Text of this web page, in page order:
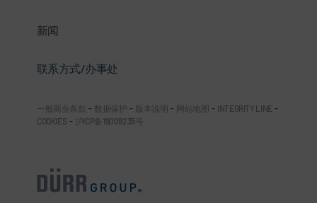
新闻
联系方式/办事处
一般商业条款 - 数据保护 - 版本说明 - 网站地图 - INTEGRITY LINE -
COOKIES - 沪ICP备19009235号